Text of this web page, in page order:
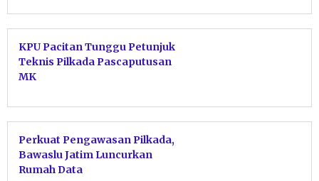
KPU Pacitan Tunggu Petunjuk
Teknis Pilkada Pascaputusan
MK
Perkuat Pengawasan Pilkada,
Bawaslu Jatim Luncurkan
Rumah Data